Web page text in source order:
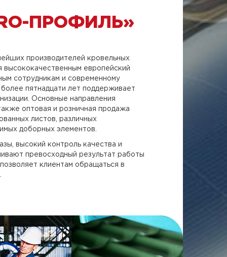
ПРОФИЛЬ»
производителей кровельных
высококачественным европейский
сотрудникам и современному
пятнадцати лет поддерживает
Основные направления
оптовая и розничная продажа
листов, различных
доборных элементов.
высокий контроль качества и
превосходный результат работы
клиентам обращаться в